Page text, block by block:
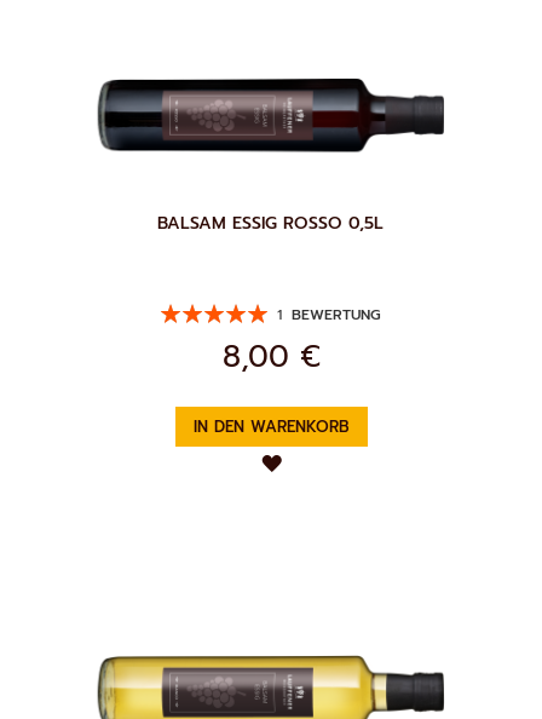
BALSAM ESSIG ROSSO 0,5L
Bewertung:
1 BEWERTUNG
8,00 €
IN DEN WARENKORB
ZUR